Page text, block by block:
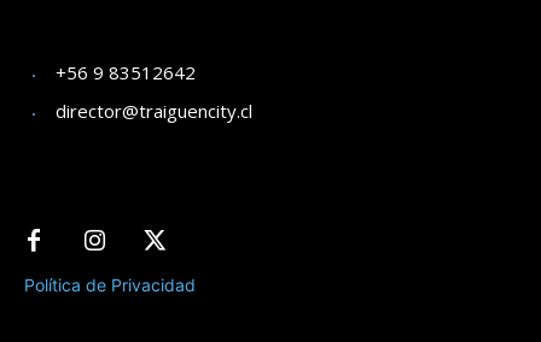
+56 9 83512642
director@traiguencity.cl
Política de Privacidad